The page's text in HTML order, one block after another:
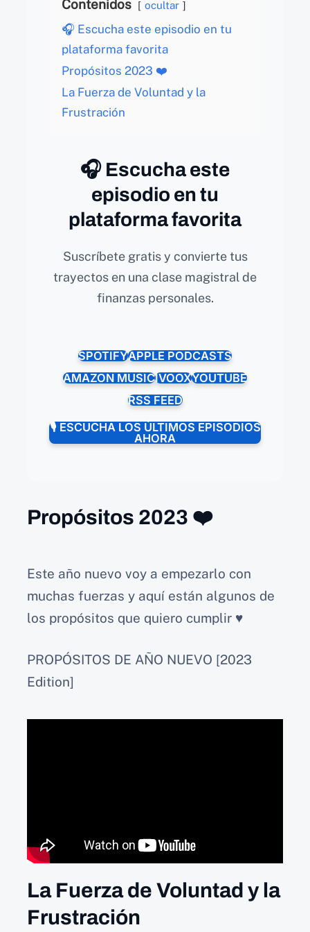
Contenidos ocultar
🎧 Escucha este episodio en tu
plataforma favorita
Propósitos 2023 ❤️
La Fuerza de Voluntad y la
Frustración
🎧 Escucha este
episodio en tu
plataforma favorita
Suscríbete gratis y convierte tus
trayectos en una clase magistral de
finanzas personales.
SPOTIFYAPPLE PODCASTS
AMAZON MUSICIVOOXYOUTUBE
RSS FEED
🎙️ ESCUCHA LOS ÚLTIMOS EPISODIOS
AHORA
Propósitos 2023 ❤️
Este año nuevo voy a empezarlo con
muchas fuerzas y aquí están algunos de
los propósitos que quiero cumplir ♥
PROPÓSITOS DE AÑO NUEVO [2023
Edition]
La Fuerza de Voluntad y la
Frustración